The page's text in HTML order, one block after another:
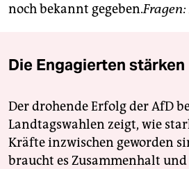
noch bekannt gegeben.
Die Engagierten stärken
Der drohende Erfolg der AfD
Landtagswahlen zeigt, wie
Kräfte inzwischen geworden
braucht es Zusammenhalt